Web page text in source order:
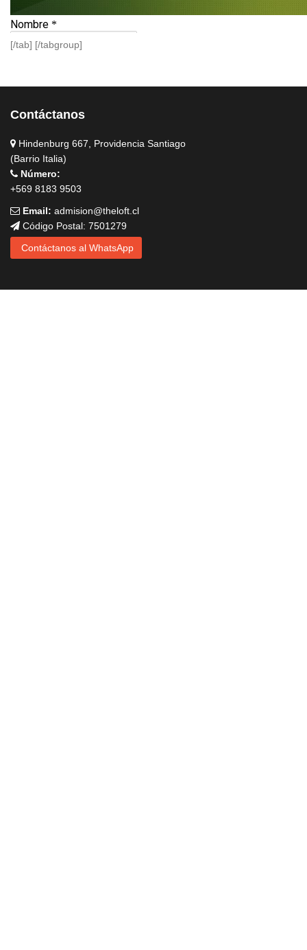
[/tab] [/tabgroup]
Contáctanos
Hindenburg 667, Providencia Santiago
(Barrio Italia)
Número:
+569 8183 9503
Email: admision@theloft.cl
Código Postal: 7501279
Contáctanos al WhatsApp